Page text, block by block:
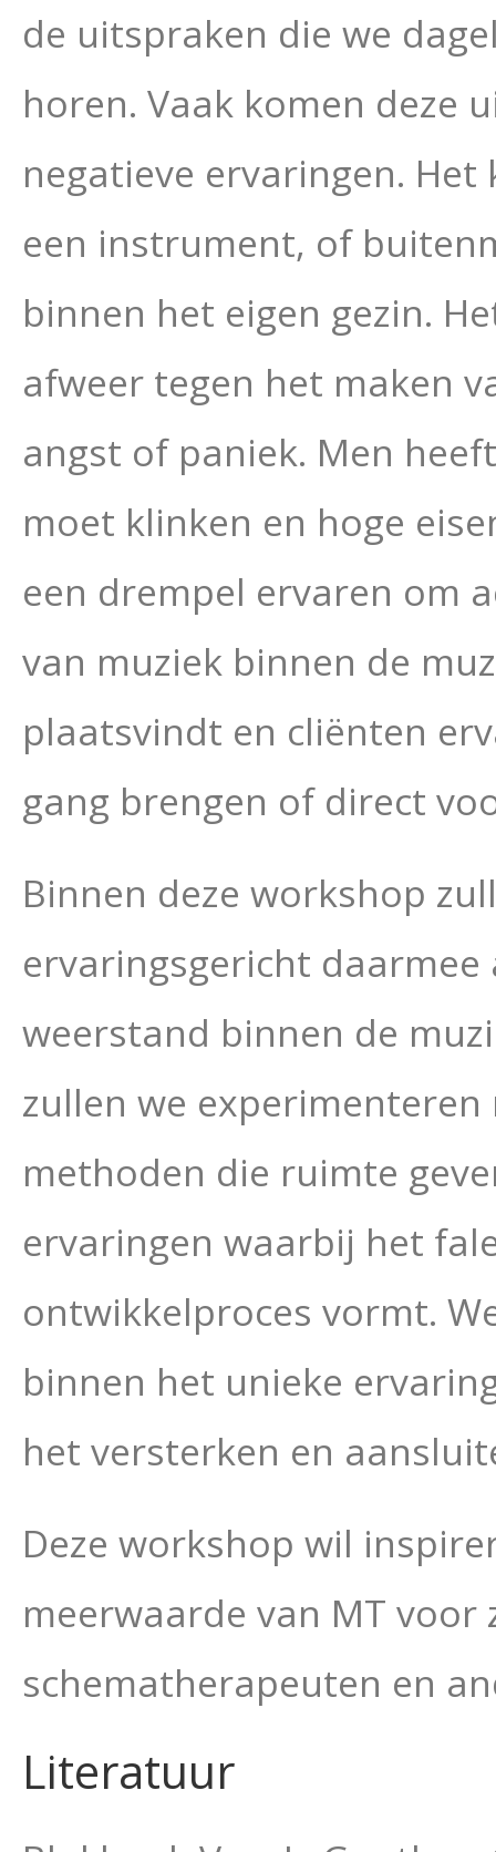
de uitspraken die we
horen. Vaak komen deze
negatieve ervaringen.
een instrument, of
binnen het eigen gezin.
afweer tegen het maken
angst of paniek. Men
moet klinken en hoge
een drempel ervaren om
van muziek binnen de
plaatsvindt en cliënten
gang brengen of direct
Binnen deze workshop
ervaringsgericht daarmee
weerstand binnen de
zullen we
methoden die ruimte
ervaringen waarbij het
ontwikkelproces vormt.
binnen het unieke
het versterken en
Deze workshop wil
meerwaarde van MT
schematherapeuten en
Literatuur